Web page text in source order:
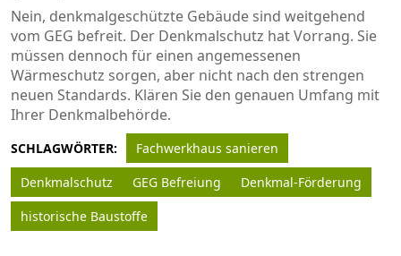
Nein, denkmalgeschützte Gebäude sind weitgehend
vom GEG befreit. Der Denkmalschutz hat Vorrang. Sie
müssen dennoch für einen angemessenen
Wärmeschutz sorgen, aber nicht nach den strengen
neuen Standards. Klären Sie den genauen Umfang mit
Ihrer Denkmalbehörde.
SCHLAGWÖRTER:
Fachwerkhaus sanieren
Denkmalschutz
GEG Befreiung
Denkmal-Förderung
historische Baustoffe